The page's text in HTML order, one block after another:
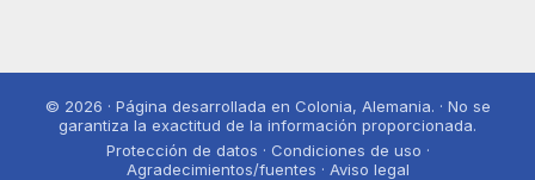
© 2026 · Página desarrollada en Colonia, Alemania. · No se
garantiza la exactitud de la información proporcionada.
Protección de datos · Condiciones de uso ·
Agradecimientos/fuentes · Aviso legal